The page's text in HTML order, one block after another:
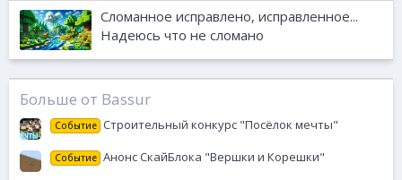
Сломанное исправлено, исправленное...
Надеюсь что не сломано
Больше от Bassur
Событие Строительный конкурс "Посёлок мечты"
Событие Анонс СкайБлока "Вершки и Корешки"